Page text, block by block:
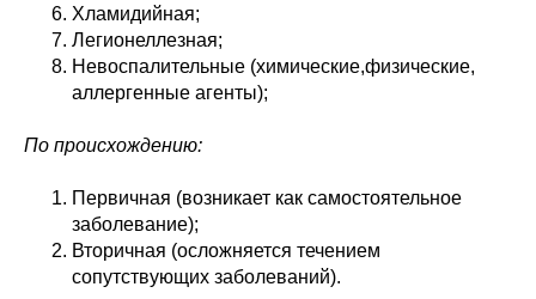
Хламидийная;
Легионеллезная;
Невоспалительные (химические,физические,
аллергенные агенты);
По происхождению:
Первичная (возникает как самостоятельное
заболевание);
Вторичная (осложняется течением
сопутствующих заболеваний).